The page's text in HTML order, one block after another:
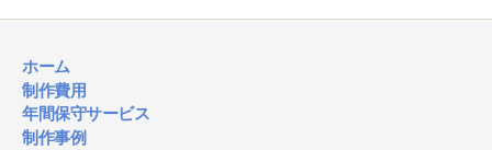
ホーム
制作費用
年間保守サービス
制作事例